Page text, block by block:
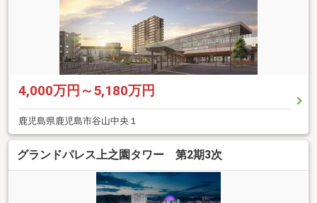
4,000万円～5,180万円
鹿児島県鹿児島市谷山中央１
グランドパレス上之園タワー 第2期3次